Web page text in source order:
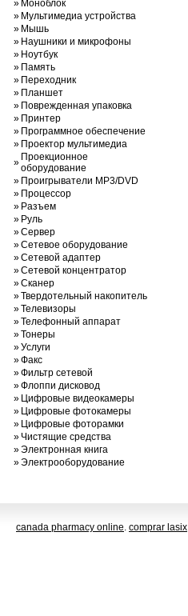
» Моноблок
» Мультимедиа устройства
» Мышь
» Наушники и микрофоны
» Ноутбук
» Память
» Переходник
» Планшет
» Поврежденная упаковка
» Принтер
» Программное обеспечение
» Проектор мультимедиа
» Проекционное
оборудование
» Проигрыватели MP3/DVD
» Процессор
» Разъем
» Руль
»Сервер
»Сетевое оборудование
»Сетевой адаптер
»Сетевой концентратор
»Сканер
»Твердотельный накопитель
»Телевизоры
»Телефонный аппарат
»Тонеры
»Услуги
»Факс
»Фильтр сетевой
»Флоппи дисковод
» Цифровые видеокамеры
» Цифровые фотокамеры
» Цифровые фоторамки
» Чистящие средства
»Электронная книга
»Электрооборудование
canada pharmacy online. comprar lasix